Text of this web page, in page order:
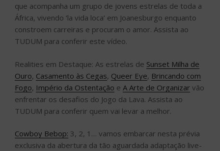
que acompanha um grupo de jovens estrelas de toda a
África, vivendo ‘la vida loca’ em Joanesburgo enquanto
constroem carreiras e procuram o amor. Assista ao
TUDUM para conferir este vídeo.
Realities em Destaque: As estrelas de Sunset Milha de
Ouro, Casamento às Cegas, Queer Eye, Brincando com
Fogo, Império da Ostentação e A Arte de Organizar vão
enfrentar os desafios do Jogo da Lava. Assista ao
TUDUM para conferir quem vai levar a melhor.
Cowboy Bebop: 3, 2, 1… vamos embarcar nesta prévia
exclusiva da abertura da tão aguardada adaptação live-